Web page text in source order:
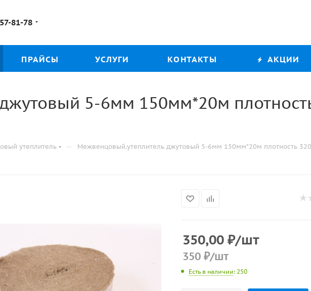
81-78
ПРАЙСЫ УСЛУГИ КОНТАКТЫ АКЦИИ
5-6мм 150мм*20м
утеплитель — Межвенцовый.утеплитель джутовый 5-6мм 150мм*20м плотность
350,00 ₽/шт
350 ₽/шт
Есть в наличии: 250